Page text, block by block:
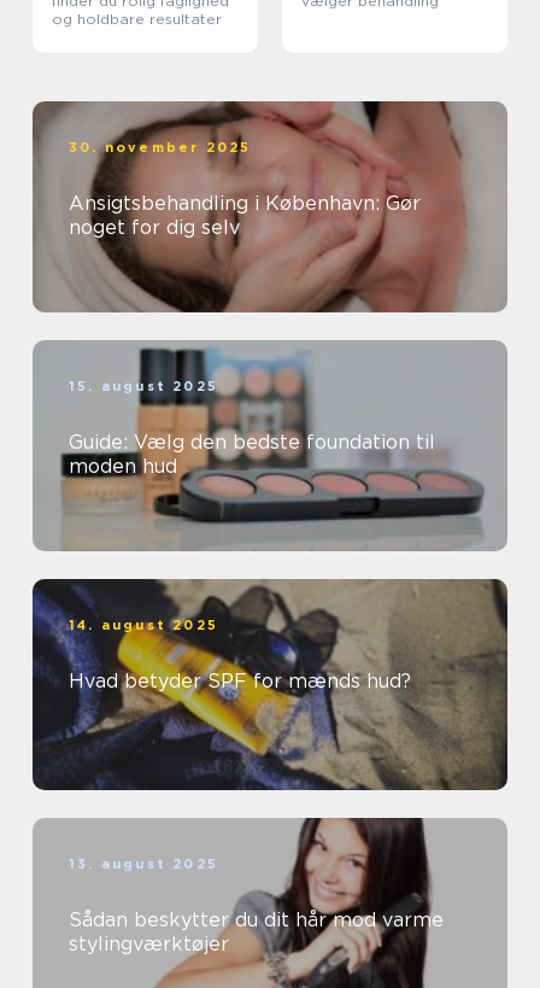
og holdbare resultater
30. november 2025
Ansigtsbehandling i København: Gør
noget for dig selv
15. august 2025
Guide: Vælg den bedste foundation til
moden hud
14. august 2025
Hvad betyder SPF for mænds hud?
13. august 2025
Sådan beskytter du dit hår mod varme
stylingværktøjer